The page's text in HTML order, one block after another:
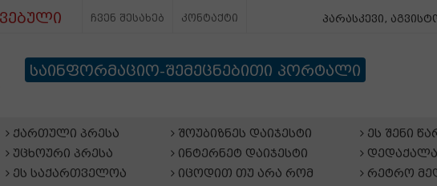
ჩვენ შესახებ კონტაქტი პარასკევი,
საინფორმაციო-შემეცნებითი პორტალი
ქართული პრესა
უცხოური პრესა
ეს საქართველოა
შოუბიზნეს დაიჯესტი
ინტერნეტ დაიჯესტი
იცოდით თუ არა რომ
ეს შენი
რეტრო